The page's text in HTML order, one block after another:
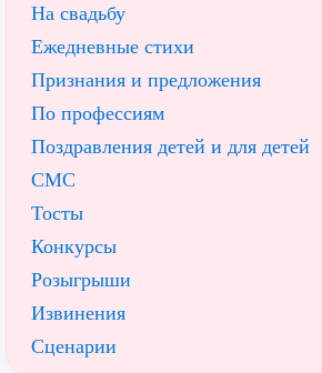
На свадьбу
Ежедневные стихи
Признания и предложения
По профессиям
Поздравления детей и для детей
СМС
Тосты
Конкурсы
Розыгрыши
Извинения
Сценарии